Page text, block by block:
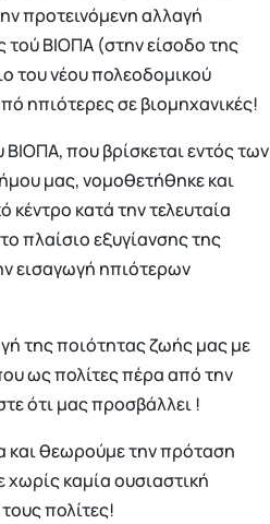
προτεινόμενη αλλαγή
ΒΙΟΠΑ (στην είσοδο της
του νέου πολεοδομικού
ηπιότερες σε βιομηχανικές!
που βρίσκεται εντός των
μας, νομοθετήθηκε και
κατά την τελευταία
πλαίσιο εξυγίανσης της
εισαγωγή ηπιότερων
της ποιότητας ζωής μας με
ως πολίτες πέρα από την
ότι μας προσβάλλει !
και θεωρούμε την πρόταση
καμία ουσιαστική
πολίτες!